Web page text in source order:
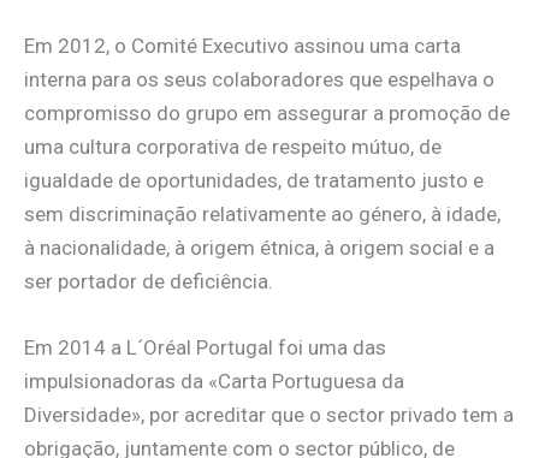
Em 2012, o Comité Executivo assinou uma carta
interna para os seus colaboradores que espelhava o
compromisso do grupo em assegurar a promoção de
uma cultura corporativa de respeito mútuo, de
igualdade de oportunidades, de tratamento justo e
sem discriminação relativamente ao género, à idade,
à nacionalidade, à origem étnica, à origem social e a
ser portador de deficiência.
Em 2014 a L´Oréal Portugal foi uma das
impulsionadoras da «Carta Portuguesa da
Diversidade», por acreditar que o sector privado tem a
obrigação, juntamente com o sector público, de